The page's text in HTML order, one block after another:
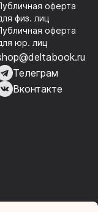
оферта
физ. лиц
оферта
юр. лиц
Телеграм
Вконтакте